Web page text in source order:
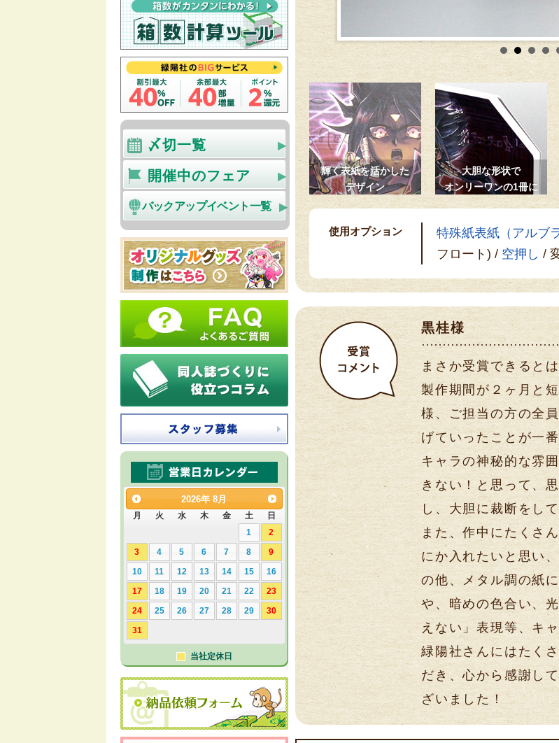
輝く表紙を活かした
デザイン
大胆な形状で
オンリーワンの1冊に
使用オプション 特殊紙表紙（アルブ
フロート) / 空押し /
黒桂様
まさか受賞できると
製作期間が２ヶ月と
様、ご担当の方の全
げていったことが一
キャラの神秘的な雰
きない！と思って、
し、大胆に裁断をし
また、作中にたくさ
にか入れたいと思い
の他、メタル調の紙
や、暗めの色合い、
えない」表現等、キ
緑陽社さんにはたく
だき、心から感謝し
ざいました！
〆切一覧
開催中のフェア
バックアップイベント一覧
2026年8月
月 火 水 木 金 土
日
1
2
3
4 5 6 7 8
9
10
11 12 13 14 15
16
17
18 19 20 21 22
23
24
25 26 27 28 29
30
31
当社定休日